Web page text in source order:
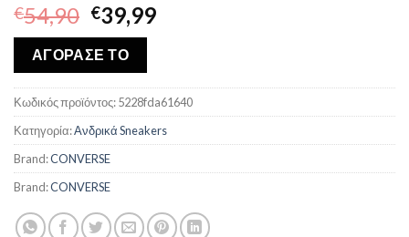
€54,90 Original
price
was:
€54,90.
€39,99Η
€39,99.
ΑΓΟΡΑΣΕ ΤΟ
Κωδικός προϊόντος:5228fda61640
Κατηγορία:Ανδρικά Sneakers
Brand:CONVERSE
Brand:CONVERSE